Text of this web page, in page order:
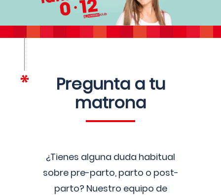
Pregunta a tu
matrona
¿Tienes alguna duda habitual
sobre pre-parto, parto o post-
parto? Nuestro equipo de